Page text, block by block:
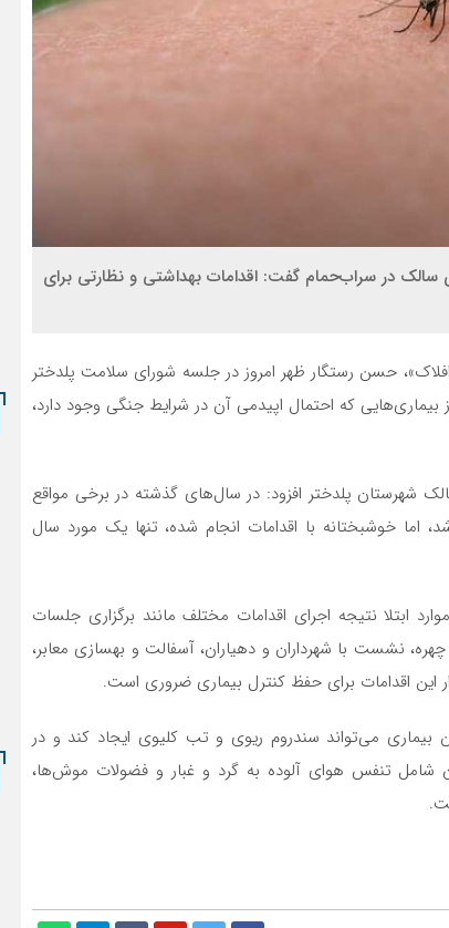
سالک در سراب‌حمام گفت: اقدامات بهداشتی و نظارتی برای
حسن رستگار ظهر امروز در جلسه شورای سلامت پلدختر
که احتمال اپیدمی آن در شرایط جنگی وجود دارد،
شهرستان پلدختر افزود: در سال‌های گذشته در برخی مواقع
شد، اما خوشبختانه با اقدامات انجام شده، تنها یک مورد سال
ابتلا نتیجه اجرای اقدامات مختلف مانند برگزاری جلسات
نشست با شهرداران و دهیاران، آسفالت و بهسازی معابر،
اقدامات برای حفظ کنترل بیماری ضروری است.
می‌تواند سندروم ریوی و تب کلیوی ایجاد کند و در
تنفس هوای آلوده به گرد و غبار و فضولات موش‌ها،